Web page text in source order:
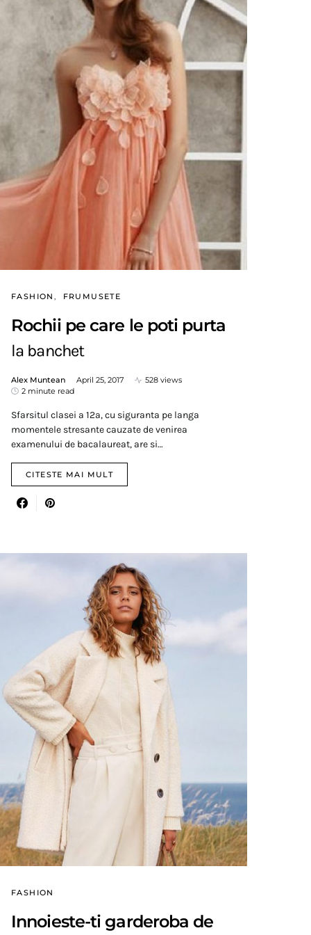
FASHION FRUMUSETE
Rochii pe care le poti purta
la banchet
Alex Muntean April 25, 2017
528 views
2 minute read
Sfarsitul clasei a 12a, cu siguranta pe langa
momentele stresante cauzate de venirea
examenului de bacalaureat, are si…
CITESTE MAI MULT
FASHION
Innoieste-ti garderoba de